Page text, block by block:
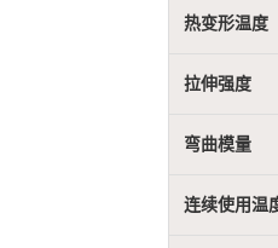
热变形温度
拉伸强度
弯曲模量
连续使用温